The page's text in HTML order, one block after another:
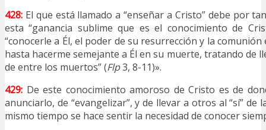
428: El que está llamado a “enseñar a Cristo” debe por
esta “ganancia sublime que es el conocimiento de
“conocerle a Él, el poder de su resurrección y la
hasta hacerme semejante a Él en su muerte, tratando de
de entre los muertos” (Flp3, 8-11)».
429: De este conocimiento amoroso de Cristo es de
anunciarlo, de “evangelizar”, y de llevar a otros al “sí” de
mismo tiempo se hace sentir la necesidad de conocer